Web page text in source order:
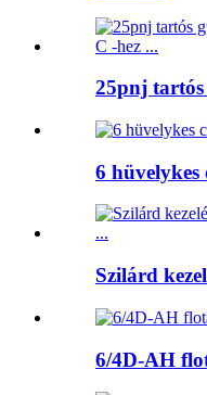
25pnj
6
Szilárd
6/4D-AH